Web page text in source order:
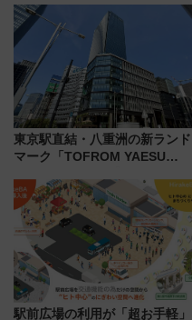
東京駅直結・八重洲の新ランド
マーク「TOFROM YAESU
ないバスターミナル直結でスキ
マ時間が充実
駅前広場の利用が「超お手軽」